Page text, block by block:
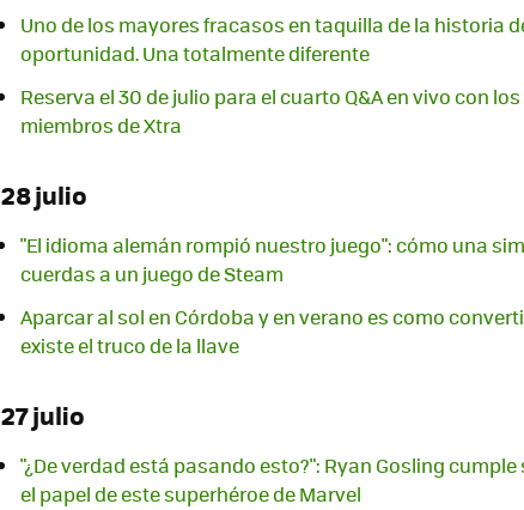
Uno de los mayores fracasos en taquilla de la historia
oportunidad. Una totalmente diferente
Reserva el 30 de julio para el cuarto Q&A en vivo con
miembros de Xtra
28 julio
"El idioma alemán rompió nuestro juego": cómo una
cuerdas a un juego de Steam
Aparcar al sol en Córdoba y en verano es como
existe el truco de la llave
27 julio
"¿De verdad está pasando esto?": Ryan Gosling
el papel de este superhéroe de Marvel